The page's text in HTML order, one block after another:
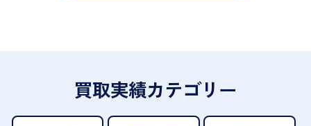
買取実績カテゴリー